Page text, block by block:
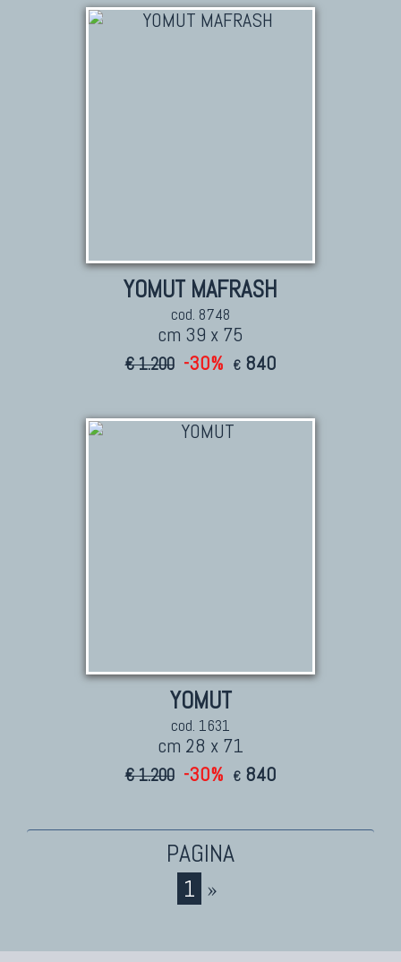
Collezione Hyderabad
Collezione Peshawar
TAPPETI CAUCASICI
Tappeti Cinesi Antichi
Tappeti Turcomanni Antichi
Tappeti Agra Antichi E Antica Asia
KILIM
Kilim Vecchi E Antichi
YOMUT MAFRASH
cod. 8748
cm 39 x 75
€ 1.200 -30% € 840
YOMUT
cod. 1631
cm 28 x 71
€ 1.200 -30% € 840
1 »